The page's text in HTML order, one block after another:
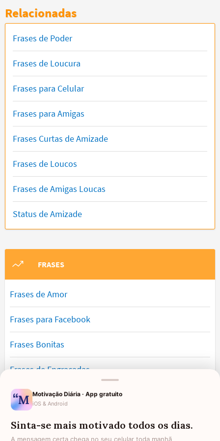
Relacionadas
Frases de Poder
Frases de Loucura
Frases para Celular
Frases para Amigas
Frases Curtas de Amizade
Frases de Loucos
Frases de Amigas Loucas
Status de Amizade
FRASES
Frases de Amor
Frases para Facebook
Frases Bonitas
Frases de Engraçadas
Frases Românticas
Frases de Reflexão
Motivação Diária · App gratuito
iOS & Android
Sinta-se mais motivado todos os dias.
A mensagem certa chega no seu celular toda manhã